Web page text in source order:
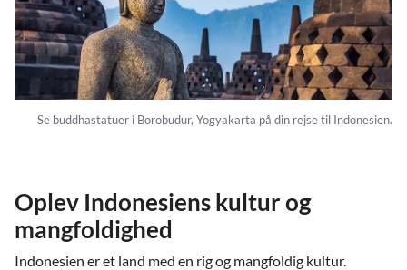
Se buddhastatuer i Borobudur, Yogyakarta på din rejse til Indonesien.
Oplev Indonesiens kultur og
mangfoldighed
Indonesien er et land med en rig og mangfoldig kultur.